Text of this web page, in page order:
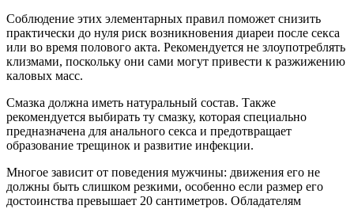
Соблюдение этих элементарных правил поможет снизить
практически до нуля риск возникновения диареи после секса
или во время полового акта. Рекомендуется не злоупотреблять
клизмами, поскольку они сами могут привести к разжижению
каловых масс.
Смазка должна иметь натуральный состав. Также
рекомендуется выбирать ту смазку, которая специально
предназначена для анального секса и предотвращает
образование трещинок и развитие инфекции.
Многое зависит от поведения мужчины: движения его не
должны быть слишком резкими, особенно если размер его
достоинства превышает 20 сантиметров. Обладателям